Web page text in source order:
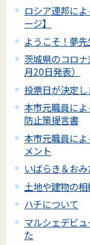
ロシア連邦に
ージ】
ようこそ！夢
茨城県のコロ
月20日発表）
投票日が決定し
本市元職員に
防止策提言書
本市元職員に
メント
いばらき＆お
土地や建物の
ハチについて
マルシェデビ
た